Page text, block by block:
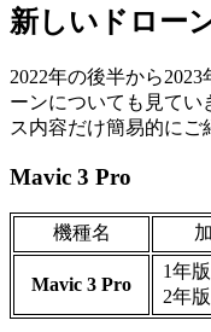
新しいドロー
2022年の後半から
ーンについても見て
ス内容だけ簡易的にご
Mavic 3 Pro
機種名
Mavic 3 Pro
1年
2年